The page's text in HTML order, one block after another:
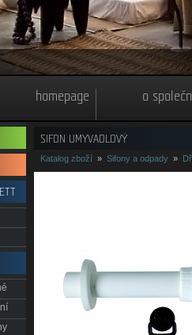
homepage o
SIFON UMYVADLOVÝ
Katalog zboží » Sifony a odpady »